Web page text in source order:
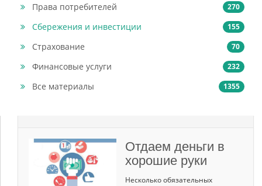
Права потребителей 270
Сбережения и инвестиции 155
Страхование 70
Финансовые услуги 232
Все материалы 1355
Отдаем деньги в
хорошие руки
Несколько обязательных